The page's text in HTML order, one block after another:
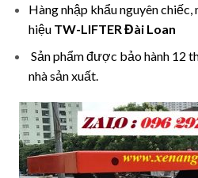
Hàng nhập khẩu nguyên
hiệu TW-LIFTER Đài Loan
Sản phẩm được bảo hành 12
nhà sản xuất.